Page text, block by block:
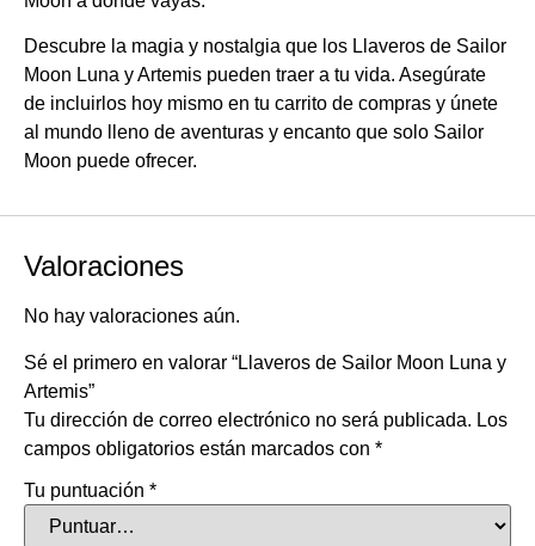
Descubre la magia y nostalgia que los Llaveros de Sailor
Moon Luna y Artemis pueden traer a tu vida. Asegúrate
de incluirlos hoy mismo en tu carrito de compras y únete
al mundo lleno de aventuras y encanto que solo Sailor
Moon puede ofrecer.
Valoraciones
No hay valoraciones aún.
Sé el primero en valorar “Llaveros de Sailor Moon Luna y
Artemis”
Tu dirección de correo electrónico no será publicada. Los
campos obligatorios están marcados con *
Tu puntuación *